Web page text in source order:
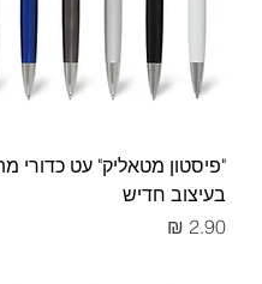
"פיסטון מטאליק" עט כדורי
בעיצוב חדיש
מחיר